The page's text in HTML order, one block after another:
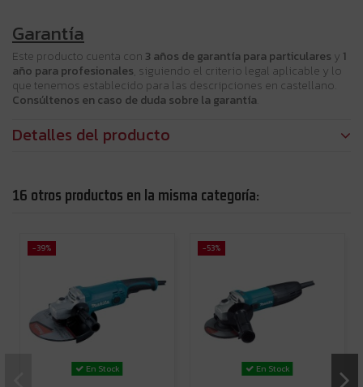
Garantía
Este producto cuenta con 3 años de garantía para particulares y 1
año para profesionales, siguiendo el criterio legal aplicable y lo
que tenemos establecido para las descripciones en castellano.
Consúltenos en caso de duda sobre la garantía
Detalles del producto
16 otros productos en la misma categoría:
-39%
En Stock
-53%
En Stock